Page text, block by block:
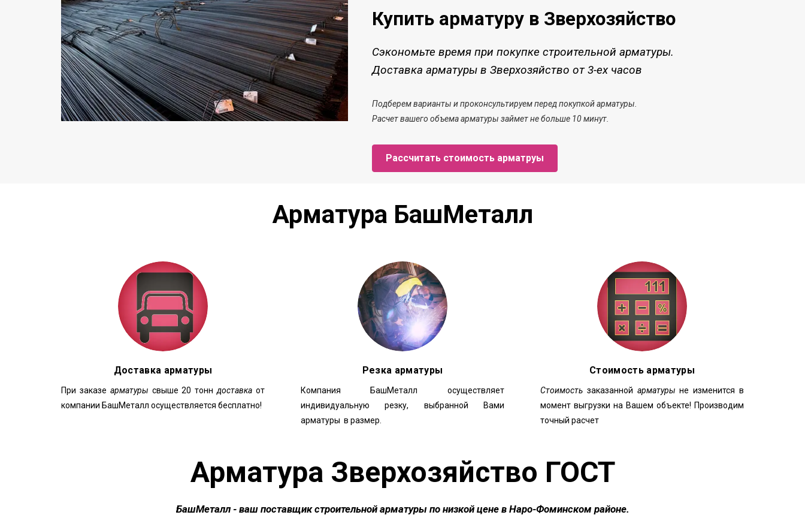
Купить арматуру в Зверхозяйство
Сэкономьте время при покупке строительной арматуры.
Доставка арматуры в Зверхозяйство от 3-ех часов
Подберем варианты и проконсультируем перед покупкой арматуры.
Расчетвашего объема арматуры займетне больше 10 минут.
Рассчитать стоимость арматруы
Арматура БашМеталл
Доставка арматуры
При заказе арматуры свыше 20 тонндоставка от
компании БашМеталл осуществляется бесплатно!
Резка арматуры
Компания БашМеталл осуществляет
индивидуальную резку, выбранной Вами
арматуры в размер.
Стоимость арматуры
Стоимостьзаказанной арматуры не изменится в
момент выгрузки на Вашем объекте! Производим
точный расчет
Арматура Зверхозяйство ГОСТ
БашМеталл- ваш поставщик строительной арматуры по низкой цене в Наро-Фоминском районе.